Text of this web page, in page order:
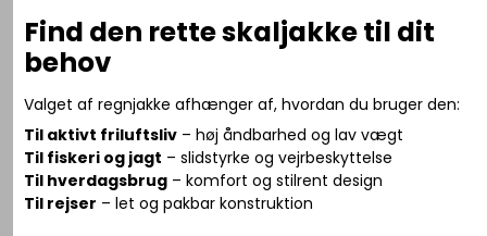
Find den rette skaljakke til dit
behov
Valget af regnjakke afhænger af, hvordan du bruger den:
Til aktivt friluftsliv – høj åndbarhed og lav vægt
Til fiskeri og jagt – slidstyrke og vejrbeskyttelse
Til hverdagsbrug – komfort og stilrent design
Til rejser – let og pakbar konstruktion